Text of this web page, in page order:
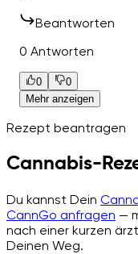
Beantworten
0 Antworten
0
0
Mehr anzeigen
Rezept beantragen
Cannabis-
Du kannst Dein
CannGo anfragen —
nach einer kurzen
Deinen Weg.